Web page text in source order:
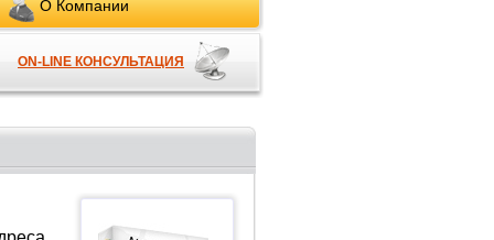
О Компании
ON-LINE КОНСУЛЬТАЦИЯ